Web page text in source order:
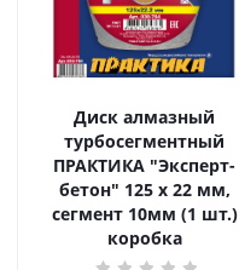
Диск алмазный
турбосегментный
ПРАКТИКА "Эксперт-
бетон" 125 х 22 мм,
сегмент 10мм (1 шт.)
коробка